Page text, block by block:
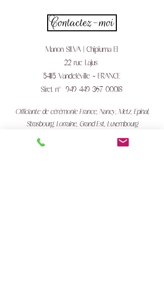
Contactez-moi
Manon SILVA | Chipiuma EI
22 rue Lajus
54115 Vandeléville - FRANCE
Siret n° 949 449 367 00018
Officiante de cérémonie France, Nancy, Metz, Epinal,
Strasbourg, Lorraine, Grand Est, Luxembourg